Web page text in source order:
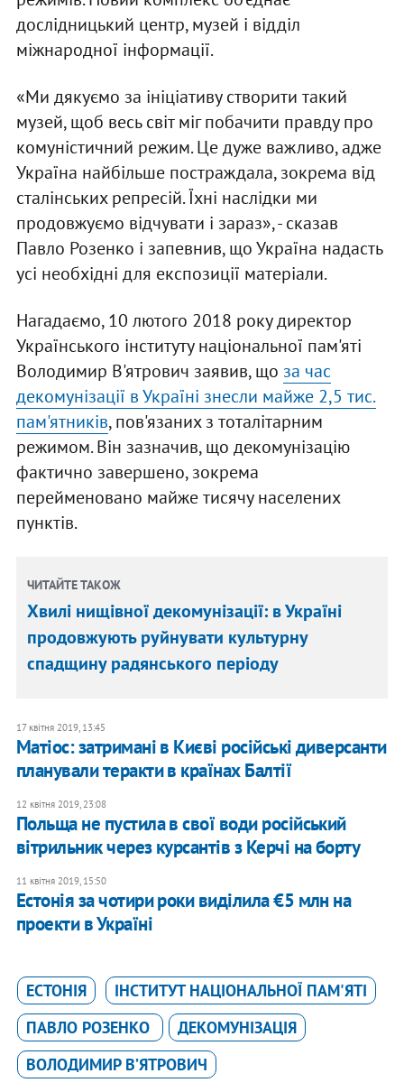
дослідницький центр, музей і відділ
міжнародної інформації.
«Ми дякуємо за ініціативу створити такий
музей, щоб весь світ міг побачити правду про
комуністичний режим. Це дуже важливо, адже
Україна найбільше постраждала, зокрема від
сталінських репресій. Їхні наслідки ми
продовжуємо відчувати і зараз», - сказав
Павло Розенко і запевнив, що Україна надасть
усі необхідні для експозиції матеріали.
Нагадаємо, 10 лютого 2018 року директор
Українського інституту національної пам'яті
Володимир В'ятрович заявив, що за час
декомунізації в Україні знесли майже 2,5 тис.
пам'ятників, пов'язаних з тоталітарним
режимом. Він зазначив, що декомунізацію
фактично завершено, зокрема
перейменовано майже тисячу населених
пунктів.
ЧИТАЙТЕ ТАКОЖ
Хвилі нищівної декомунізації: в Україні
продовжують руйнувати культурну
спадщину радянського періоду
17 квітня 2019, 13:45
Матіос: затримані в Києві російські диверсанти
планували теракти в країнах Балтії
12 квітня 2019, 23:08
Польща не пустила в свої води російський
вітрильник через курсантів з Керчі на борту
11 квітня 2019, 15:50
Естонія за чотири роки виділила €5 млн на
проекти в Україні
ЕСТОНІЯ
ІНСТИТУТ НАЦІОНАЛЬНОЇ ПАМ'ЯТІ
ПАВЛО РОЗЕНКО
ДЕКОМУНІЗАЦІЯ
ВОЛОДИМИР В’ЯТРОВИЧ